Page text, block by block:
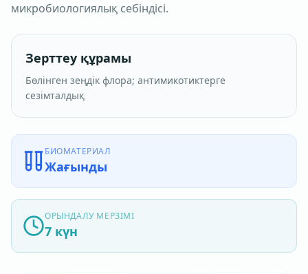
микробиологиялық себіндісі.
Зерттеу құрамы
Бөлінген зеңдік флора; антимикотиктерге
сезімталдық
БИОМАТЕРИАЛ
Жағынды
ОРЫНДАЛУ МЕРЗІМІ
7 күн